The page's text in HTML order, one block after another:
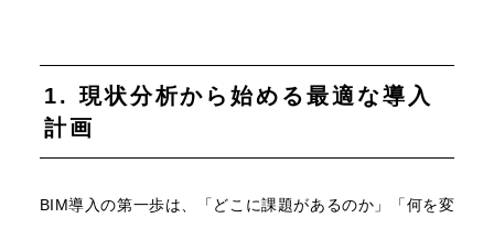
1. 現状分析から始める最適な導入
計画
BIM導入の第一歩は、「どこに課題があるのか」「何を変